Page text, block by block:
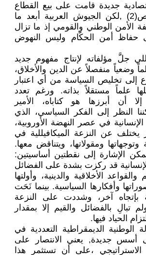
جديدة قامت على بيع القطاع
العام للقطاع الخاص(2) ,لكن الجيوش العربية أبعد ما
الأمن الوطني والقومي إذ ما تزال
حفاظ أمن الحكّام وليس النهوض
جلَّ مؤلفاته لإنتاج مفهوم جديد
وضعياً منفصلاً عن الدين والأخلاق،
إلى تخليص السياسة من أي اعتبار
علماً مستقلاً بذاته. ورغم تعدد
إلا أن أبرزها هو كتاباه، الأمير
النظر إلى الفكر السياسي، الذي
في عصر النهضة الأوروبية،
يختلف عن النزعة الميكافيللية في
وتوجهاتها ومقولاتها، ويتناقض معها.
الإشارة إلى نقطتين أساسيتين:
قد ركزت بشدة على الفضائل
الأخلاقية والدينية، وأولتها
وأفكارها السياسية. بينما نَحَت
بإتجاه آخر، وشددت على النزعة
ولم تبالِ بالفضائل والقيم إلا بمقدار
الحياد فيها.
الوطنية الديمقراطية التعددية في
أسس جديدة, يعني الانتصار على
،على أن تستثمر هذا